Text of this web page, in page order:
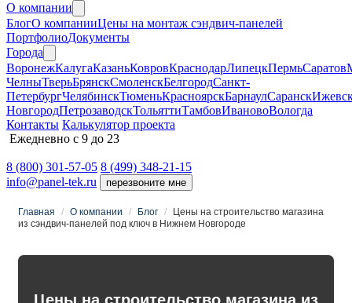
О компании
БлогО компанииЦены на монтаж сэндвич-панелей
ПортфолиоДокументы
Города
ВоронежКалугаКазаньКовровКраснодарЛипецкПермьСаратов
ЧелныТверьБрянскСмоленскБелгородСанкт-
ПетербургЧелябинскТюменьКрасноярскБарнаулСаранск
НовгородПетрозаводскТольяттиТамбовИвановоВологда
Контакты Калькулятор проекта
Ежедневно с 9 до 23
8 (800) 301-57-05 8 (499) 348-21-15
info@panel-tek.ru
перезвоните мне
Главная / О компании / Блог /
Цены на строительство магазина
из сэндвич-панелей под ключ в Нижнем Новгороде